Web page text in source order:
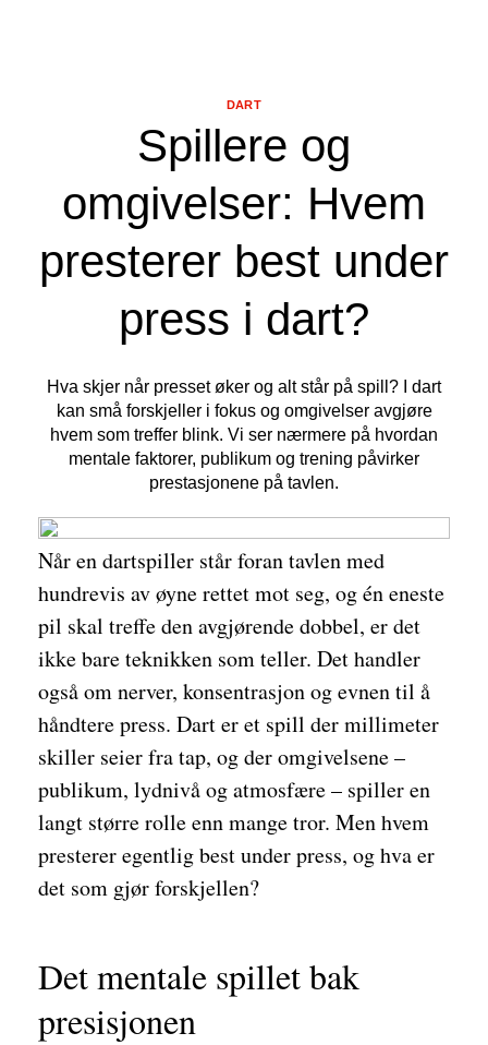
Spillere og
omgivelser: Hvem
presterer best under
press i dart?
DART
Hva skjer når presset øker og alt står på spill? I dart
kan små forskjeller i fokus og omgivelser avgjøre
hvem som treffer blink. Vi ser nærmere på hvordan
mentale faktorer, publikum og trening påvirker
prestasjonene på tavlen.
Når en dartspiller står foran tavlen med
hundrevis av øyne rettet mot seg, og én eneste
pil skal treffe den avgjørende dobbel, er det
ikke bare teknikken som teller. Det handler
også om nerver, konsentrasjon og evnen til å
håndtere press. Dart er et spill der millimeter
skiller seier fra tap, og der omgivelsene –
publikum, lydnivå og atmosfære – spiller en
langt større rolle enn mange tror. Men hvem
presterer egentlig best under press, og hva er
det som gjør forskjellen?
Det mentale spillet bak
presisjonen